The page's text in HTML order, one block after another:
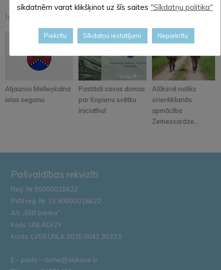
Iesakām arī šo
Atjaunos Melleņkalna
ielas segumu
Pastāsti savas domas
par Kopienu svētku
iniciatīvu!
Alūksnē notiks
orientēšanās
apmācība
Zemessardze...
Pašvaldības rekvizīti
Reģ. Nr.90000018622
PVN reģ. Nr. LV 90000018622
AS „SEB banka”
Kods: UNLALV2X
Konts: LV58 UNLA 0025 0041 3033 5
E – pasts – dome@aluksne.lv
sīkdatnēm varat klikšķinot uz šīs saites "Sīkdatņu politika"
Piekrītu Sīkdatņu iestatījumi Nepiekrītu